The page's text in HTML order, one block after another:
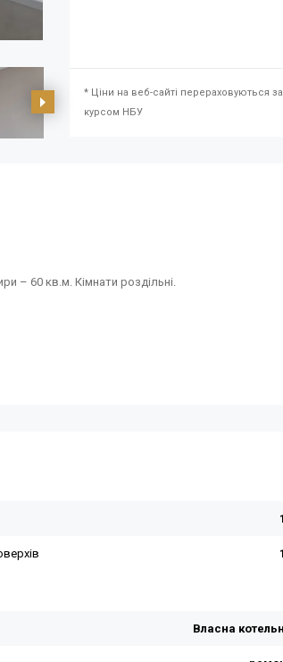
* Ціни на веб-сайті перераховуються за
курсом НБУ
– 60 кв.м. Кімнати роздільні.